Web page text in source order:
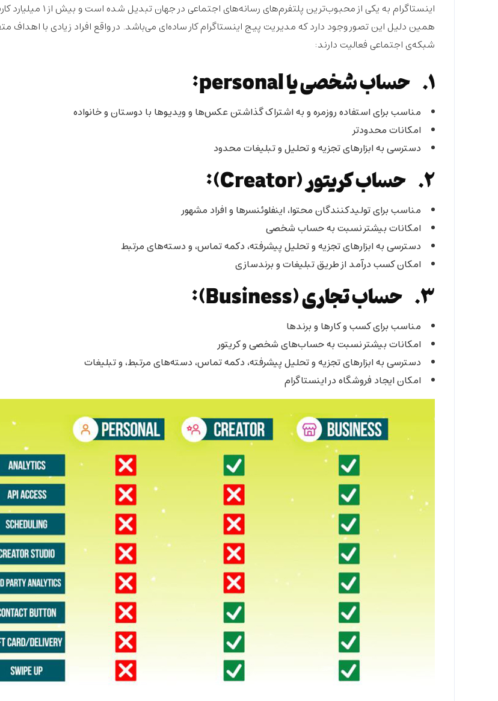
اینستاگرام به یکی از محبوب‌ترین پلتفرم‌های
همین دلیل این تصور وجود دارد که مدیریت پیج اینستاگرام کار ساده‌ای می‌باشد. در واقع افراد زیادی با اهداف
شبکه‌ی اجتماعی فعالیت دارند:
1. حساب شخصی یا personal:
مناسب برای استفاده روزمره و به اشتراک گذاشتن عکس‌ها و ویدیوها با دوستان و خانواده
امکانات محدودتر
دسترسی به ابزارهای تجزیه و تحلیل و تبلیغات محدود
2. حساب کریتور (Creator):
مناسب برای تولیدکنندگان محتوا، اینفلوئنسرها و افراد مشهور
امکانات بیشتر نسبت به حساب شخصی
دسترسی به ابزارهای تجزیه و تحلیل پیشرفته، دکمه تماس، و دسته‌های مرتبط
امکان کسب درآمد از طریق تبلیغات و برندسازی
3. حساب تجاری (Business):
مناسب برای کسب و کارها و برندها
امکانات بیشتر نسبت به حساب‌های شخصی و کریتور
دسترسی به ابزارهای تجزیه و تحلیل پیشرفته، دکمه تماس، دسته‌های مرتبط، و تبلیغات
امکان ایجاد فروشگاه در اینستاگرام